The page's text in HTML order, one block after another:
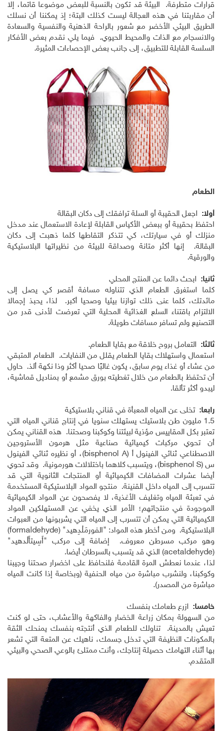
قرارات متطرفة. البيئة قد تكون بالنسبة للبعض موضوعا قاتما، إلا
أن مقاربتنا في هذه العجالة ليست كذلك البتة؛ إذ يمكننا أن نسلك
الطريق البيئي الأخضر مع شعور بالراحة الذهنية والنفسية والسعادة
والانسجام مع الذات والمحيط الحيوي. فيما يلي نقدم بعض الأفكار
السلسة القابلة للتطبيق، إلى جانب بعض الإحصاءات المثيرة.
الطعام
أولا: اجعل الحقيبة أو السلة ترافقك إلى دكان البقالة
احتفظ بحقيبة أو ببعض الأكياس القابلة لإعادة الاستعمال عند مدخل
منزلك أو في سيارتك، كي تتذكر التقاطها كلما ذهبت إلى دكان
البقالة. إنها أكثر متانة وصداقة للبيئة من نظيراتها البلاستيكية
والورقية.
ثانيا: ابحث دائما عن المنتج المحلي
كلما استغرق الطعام الذي تتناوله مسافة أقصر كي يصل إلى
مائدتك، كلما عنى ذلك توازنا بيئيا وصحيا أكبر. لذا، يحبذ إجمالا
الالتزام باقتناء السلع الغذائية المحلية التي تعرضت لأدنى قدر من
التصنيع ولم تسافر مسافات طويلة.
ثالثا: التعامل بروح خلاقة مع بقايا الطعام.
استعمال واستهلاك بقايا الطعام يقلل من النفايات. الطعام المتبقي
من عشاء أو غذاء يوم سابق، يكون غالبًا صحيا أكثر وذا نكهة ألذ. حاول
أن تحتفظ بالطعام من خلال تغطيته بورق مشمع أو بمناديل قماشية،
ليبدو أكثر تألقا.
رابعا: تخلى عن المياه المعبأة في قناني بلاستيكية
1.5 مليون طن بلاستيك يستهلك سنويا في إنتاج قناني المياه التي
تعتبر بكل المقاييس مؤذية لبيئتنا وكوكبنا وصحتنا. هذه القناني يمكن
أن تحوي مركبات كيميائية صناعية مثل هرمون الأستروجين
الاصطناعي ثنائي الفينول أ (bisphenol A)، أو نظيره ثنائي الفينول
س (bisphenol S)، ويتسبب كلاهما باختلالات هورمونية. وقد تحوي
أيضا عشرات المضافات الكيميائية أو المنتجات الثانوية التي قد
تتسرب إلى المياه داخل القنينة. منتجو المواد البلاستيكية المستخدمة
في تعبئة المياه وتغليف الأغذية، لا يفصحون عن المواد الكيميائية
الموجودة في منتجاتهم؛ الأمر الذي يخفي عن المستهلكين المواد
الكيميائية التي يمكن أن تتسرب إلى المياه التي يشربونها من العبوات
البلاستيكية. ومن أخطر هذه المواد: "الفورمَلْدِهيد" (formaldehyde
)
وهو مركب مسرطن معروف. إضافة إلى مركب "أَسِيتأَلْدهيد"
(
acetaldehyde) الذي قد يتسبب بالسرطان أيضا.
لذا، عندما نعطش المرة القادمة فلنحافظ على اخضرار صحتنا وجيبنا
وكوكبنا، ولنشرب مباشرة من مياه الحنفية (وبخاصة إذا كانت المياه
مباشرة من المصدر).
خامسا: ازرع طعامك بنفسك
من السهولة بمكان زراعة الخضار والفاكهة والأعشاب، حتى لو كنت
تعيش بالمدينة. تناولك للطعام الذي أنتجته بنفسك يمنحك الثقة
بالمكونات النظيفة التي تدخل جسمك، ناهيك عن المتعة التي تشعر
بها أثناء التهامك حصيلة إنتاجك، وأنت ممتلئ بالوعي الصحي والبيئي
المتقدم.